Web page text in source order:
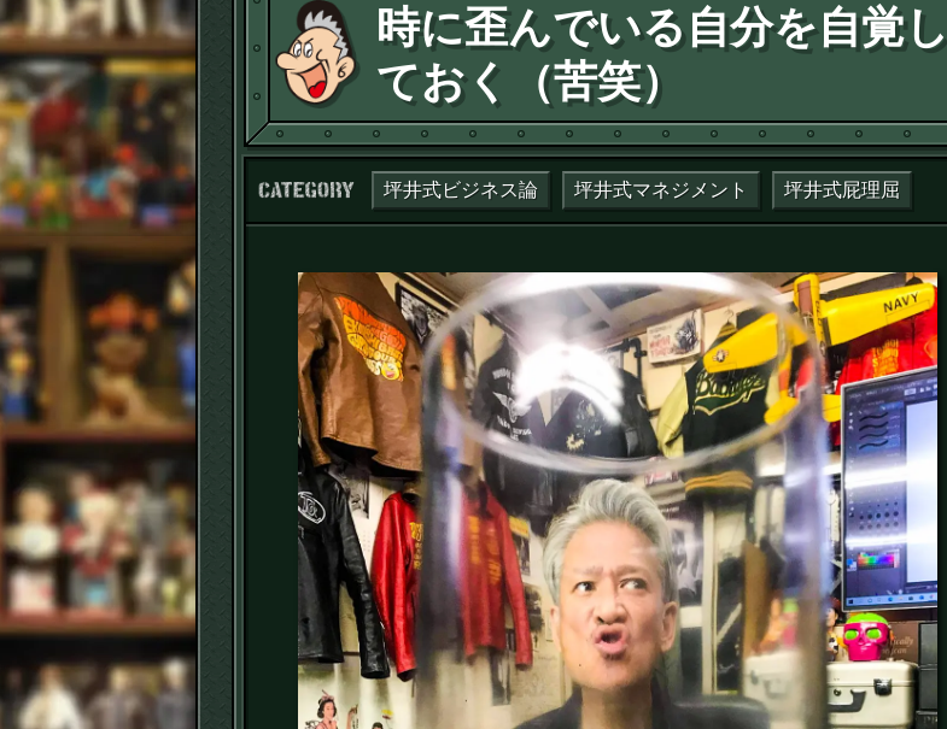
時に歪んでいる自分を自覚し
ておく（苦笑）
カテゴリー：
坪井式ビジネス論 坪井式マネジメント 坪井式屁理屈